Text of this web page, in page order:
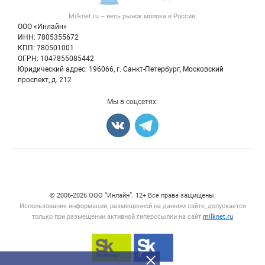
Milknet.ru – весь рынок молокав России.
ООО «Инлайн»
ИНН: 7805355672
КПП: 780501001
ОГРН: 1047855085442
Юридический адрес: 196066, г. Санкт-Петербург, Московский
проспект, д. 212
Контактная информация
Политика обработки персональных данных
Вторичное сырье
Оборудование
Мы в соцсетях:
© 2006‑2026 ООО “Инлайн”. 12+ Все права защищены.
Использование информации, размещенной на данном сайте, допускается
только при размещении активной гиперссылки на сайт milknet.ru